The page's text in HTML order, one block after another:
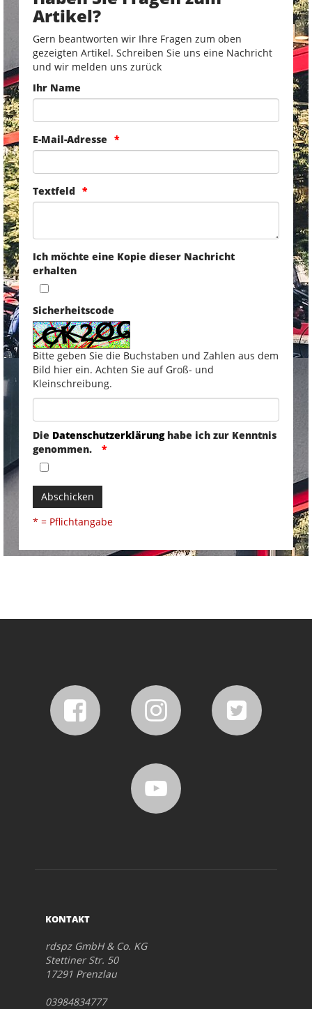
Artikel?
Gern beantworten wir Ihre Fragen zum oben
gezeigten Artikel. Schreiben Sie uns eine Nachricht
und wir melden uns zurück
Ihr Name
E-Mail-Adresse
Textfeld
Ich möchte eine Kopie dieser Nachricht
erhalten
Sicherheitscode
Bitte geben Sie die Buchstaben und Zahlen aus dem
Bild hier ein. Achten Sie auf Groß- und
Kleinschreibung.
Die Datenschutzerklärunghabe ich zur Kenntnis
genommen.
Abschicken
* = Pflichtangabe
KONTAKT
rdspz GmbH & Co. KG
Stettiner Str. 50
17291 Prenzlau
03984834777